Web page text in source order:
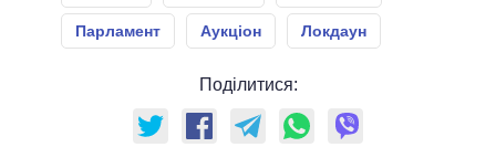
Парламент Аукціон Локдаун
Поділитися: